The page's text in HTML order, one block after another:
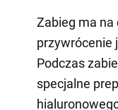
Zabieg ma na
przywrócenie
Podczas
specjalne